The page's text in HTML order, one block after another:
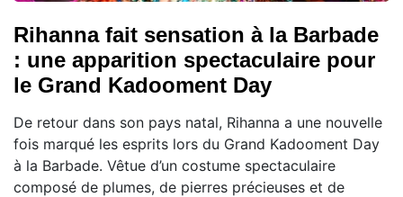
Rihanna fait sensation à la Barbade
: une apparition spectaculaire pour
le Grand Kadooment Day
De retour dans son pays natal, Rihanna a une nouvelle
fois marqué les esprits lors du Grand Kadooment Day
à la Barbade. Vêtue d’un costume spectaculaire
composé de plumes, de pierres précieuses et de